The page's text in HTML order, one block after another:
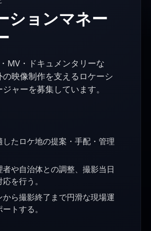
ションマネー
MV・ドキュメンタリーな
の映像制作を支えるロケーシ
ャーを募集しています。
したロケ地の提案・手配・管理
者や自治体との調整、撮影当日
を行う。
から撮影終了まで円滑な現場運
トする。